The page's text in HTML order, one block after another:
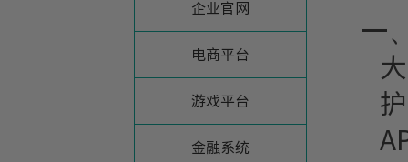
企业官网
电商平台
游戏平台
金融系统
一